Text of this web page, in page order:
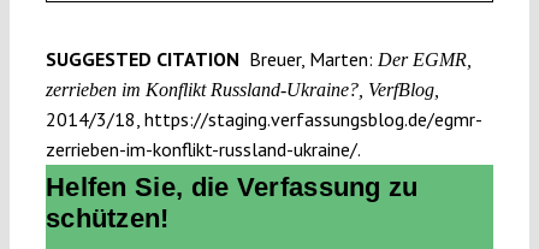
SUGGESTED CITATION Breuer, Marten: Der EGMR,
zerrieben im Konflikt Russland-Ukraine?, VerfBlog,
2014/3/18, https://staging.verfassungsblog.de/egmr-
zerrieben-im-konflikt-russland-ukraine/.
Helfen Sie, die Verfassung zu
schützen!